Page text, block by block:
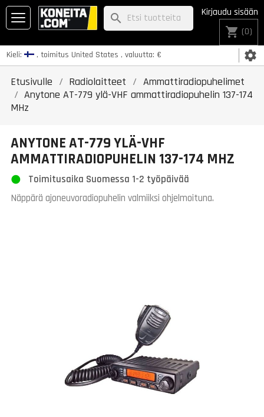
Kieli: , toimitus United States , valuutta: € settings
Kirjaudu sisään
shopping_cart (0)
search
Etusivulle Radiolaitteet
Ammattiradiopuhelimet
Anytone AT-779 ylä-VHF ammattiradiopuhelin 137-174
MHz
ANYTONE AT-779 YLÄ-VHF
AMMATTIRADIOPUHELIN 137-174 MHZ
Toimitusaika Suomessa 1-2 työpäivää
Näppärä ajoneuvoradiopuhelin valmiiksi ohjelmoituna.